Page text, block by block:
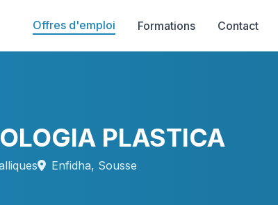
Offres d'emploi Formations Contact
PLASTICA
Enfidha, Sousse